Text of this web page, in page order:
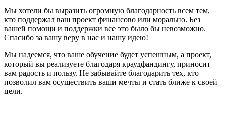
Мы хотели бы выразить огромную благодарность всем тем,
кто поддержал ваш проект финансово или морально. Без
вашей помощи и поддержки все это было бы невозможно.
Спасибо за вашу веру в нас и нашу идею!
Мы надеемся, что ваше обучение будет успешным, а проект,
который вы реализуете благодаря краудфандингу, приносит
вам радость и пользу. Не забывайте благодарить тех, кто
позволил вам осуществить ваши мечты и стать ближе к своей
цели.